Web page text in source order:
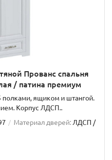
Прованс спальня
/ патина премиум
полками, ящиком и штангой.
Корпус ЛДСП..
Материал дверей: ЛДСП /